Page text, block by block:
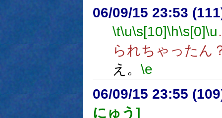
06/09/15 23:53
\t\u\s[10]\h\s[0]\u
られちゃったん
え。 \e
06/09/15 23:55
にゅう]